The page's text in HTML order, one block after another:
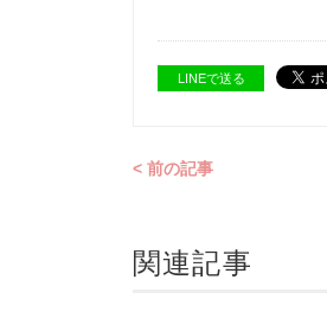
LINEで送る
< 前の記事
関連記事